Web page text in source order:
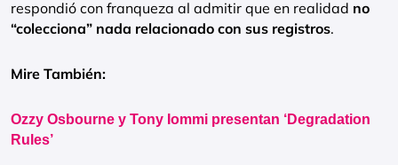
respondió con franqueza al admitir que en realidad no
“colecciona” nada relacionado con sus registros.
Mire También:
Ozzy Osbourne y Tony Iommi presentan ‘Degradation
Rules’